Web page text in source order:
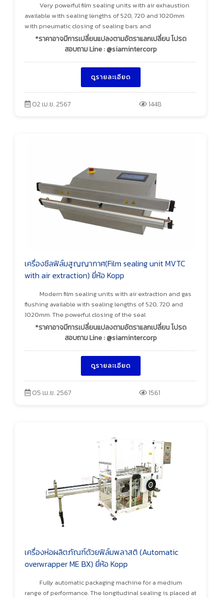
Very powerful film sealing units with air exhaustion
available with sealing lengths of 520, 720 and 1020mm
with pneumatic closing of sealing bars and
*ราคาอาจมีการเปลี่ยนแปลงตามอัตราแลกเปลี่ยน โปรด
สอบถาม Line : @siamintercorp
ดูรายละเอียด
02 เม.ย. 2567 1448
เครื่องซีลฟิล์มสูญญากาศ(Film sealing unit MVTC
with air extraction) ยี่ห้อ Kopp
Modern film sealing units with air extraction and gas
flushing available with sealing lengths of 520, 720 and
1020mm. The powerful closing of the seal
*ราคาอาจมีการเปลี่ยนแปลงตามอัตราแลกเปลี่ยน โปรด
สอบถาม Line : @siamintercorp
ดูรายละเอียด
05 เม.ย. 2567 1561
เครื่องห่อผลิตภัณฑ์ด้วยฟิล์มพลาสติ (Automatic
overwrapper ME BX) ยี่ห้อ Kopp
Fully automatic packaging machine for a medium
range of performance. The longitudinal sealing is placed at